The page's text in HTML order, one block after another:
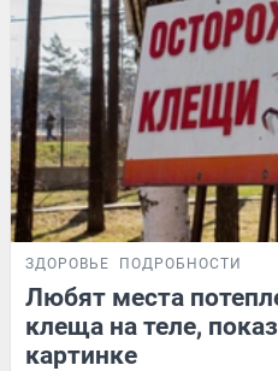
ЗДОРОВЬЕ ПОДРОБНОСТИ
Любят места
клеща на теле,
картинке